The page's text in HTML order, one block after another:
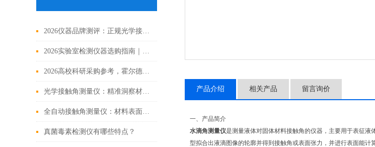
2026仪器品牌测评：正规光学接触角测量仪认准霍尔德电子
2026实验室检测仪器选购指南｜接触角测量仪品牌排名与优缺点
2026高校科研采购参考，霍尔德电子光学接触角测量仪适配各类试样
光学接触角测量仪：精准洞察材料表界面特性的利器
全自动接触角测量仪：材料表面性能评估的精准之选
真菌毒素检测仪有哪些特点？
产品介绍 相关产品 留言询价
一、产品简介
水滴角测量仪是测量液体对固体材料接触角的仪器，主要用于表征
型拟合出液滴图像的轮廓并得到接触角或表面张力，并进行表面能计